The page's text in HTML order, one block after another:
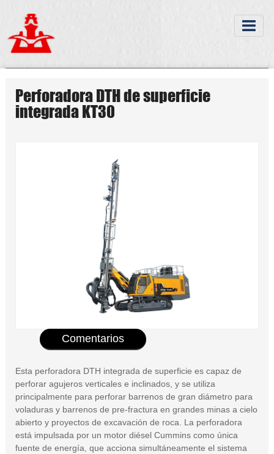
Perforadora DTH de superficie
integrada KT30
Comentarios
Esta perforadora DTH integrada de superficie es capaz de
perforar agujeros verticales e inclinados, y se utiliza
principalmente para perforar barrenos de gran diámetro para
voladuras y barrenos de pre-fractura en grandes minas a cielo
abierto y proyectos de excavación de roca. La perforadora
está impulsada por un motor diésel Cummins como única
fuente de energía, que acciona simultáneamente el sistema